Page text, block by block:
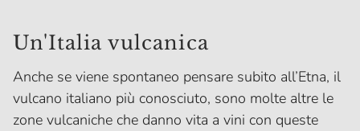
Un'Italia vulcanica
Anche se viene spontaneo pensare subito all’Etna, il
vulcano italiano più conosciuto, sono molte altre le
zone vulcaniche che danno vita a vini con queste